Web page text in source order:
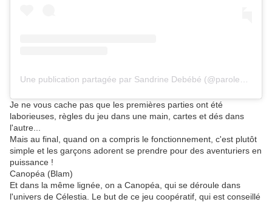
Je ne vous cache pas que les premières parties ont été
laborieuses, règles du jeu dans une main, cartes et dés dans
l'autre...
Mais au final, quand on a compris le fonctionnement, c'est plutôt
simple et les garçons adorent se prendre pour des aventuriers en
puissance !
Canopéa (Blam)
Et dans la même lignée, on a Canopéa, qui se déroule dans
l'univers de Célestia. Le but de ce jeu coopératif, qui est conseillé